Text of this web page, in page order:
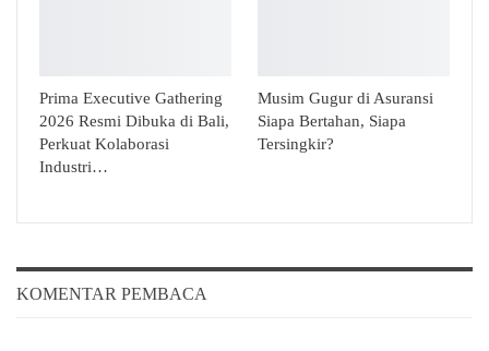
Prima Executive Gathering
2026 Resmi Dibuka di Bali,
Perkuat Kolaborasi
Industri…
Musim Gugur di Asuransi
Siapa Bertahan, Siapa
Tersingkir?
KOMENTAR PEMBACA